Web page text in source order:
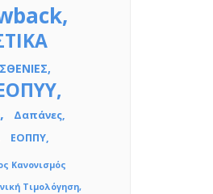
Δαπάνες
ΕΟΠΠΥ
Κανονισμός
Τιμολόγηση